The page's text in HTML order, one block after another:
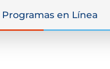
Programas en Línea